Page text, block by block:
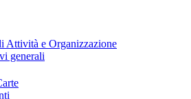
Attività e Organizzazione
generali